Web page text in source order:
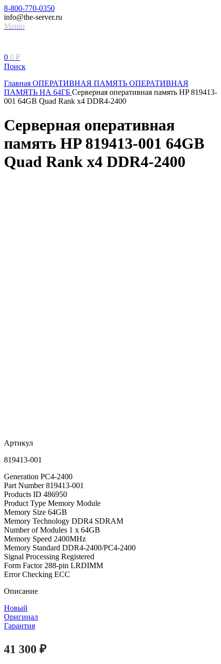
8-800-770-0350
info@the-server.ru
Меню
0 0 ₽
Поиск
Главная ОПЕРАТИВНАЯ ПАМЯТЬ ОПЕРАТИВНАЯ
ПАМЯТЬ НА 64ГБ Серверная оперативная память HP 819413-
001 64GB Quad Rank x4 DDR4-2400
Серверная оперативная
память HP 819413-001 64GB
Quad Rank x4 DDR4-2400
Артикул
819413-001
Generation PC4-2400
Part Number 819413-001
Products ID 486950
Product Type Memory Module
Memory Size 64GB
Memory Technology DDR4 SDRAM
Number of Modules 1 x 64GB
Memory Speed 2400MHz
Memory Standard DDR4-2400/PC4-2400
Signal Processing Registered
Form Factor 288-pin LRDIMM
Error Checking ECC
Описание
Новый
Оригинал
Гарантия
41 300 ₽